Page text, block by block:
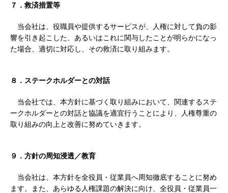
７．救済措置等
当会社は、役職員や提供するサービスが、人権に対して負の影
響を引き起こした、あるいはこれに関与したことが明らかになっ
た場合、適切に対応し、その救済に取り組みます。
８．ステークホルダーとの対話
当会社では、本方針に基づく取り組みにおいて、関連するステ
ークホルダーとの対話と協議を適宜行うことにより、人権尊重の
取り組みの向上と改善に努めていきます。
９．方針の周知浸透／教育
当会社は、本方針を全役員・従業員へ周知徹底することに努め
ます。また、あらゆる人権課題の解決に向け、全役員・従業員一